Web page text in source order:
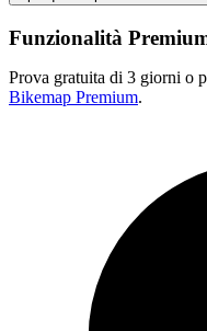
Funzionalità
Prova gratuita di 3 giorni o
Bikemap Premium.